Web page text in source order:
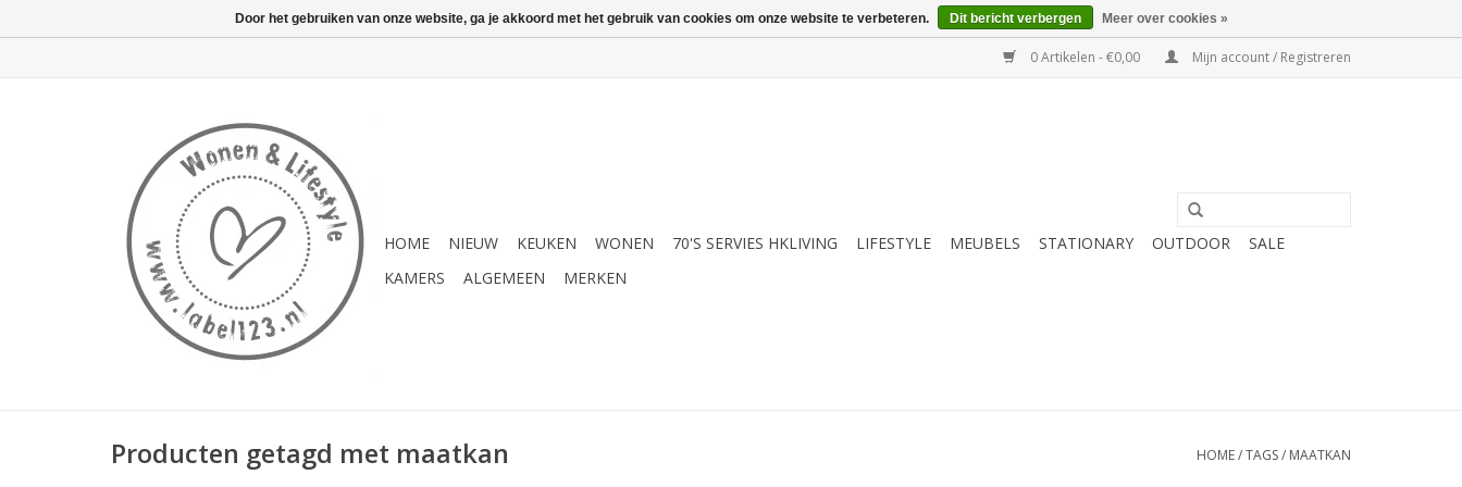
0 Artikelen - €0,00 Mijn account / Registreren
HOME NIEUW KEUKEN WONEN 70'S SERVIES HKLIVING LIFESTYLE MEUBELS STATIONARY OUTDOOR
SALE
KAMERS
ALGEMEEN MERKEN
Producten getagd met maatkan HOME/TAGS/ MAATKAN
Door het gebruiken van onze website, ga je akkoord met het gebruik van cookies om onze website te verbeteren. Dit bericht verbergen Meer over cookies »